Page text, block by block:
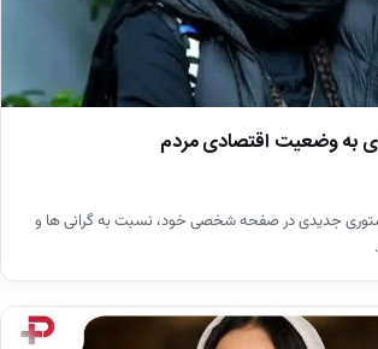
به وضعیت اقتصادی مردم
استوری جدیدی در صفحه شخصی خود، نسبت به گرانی ها و